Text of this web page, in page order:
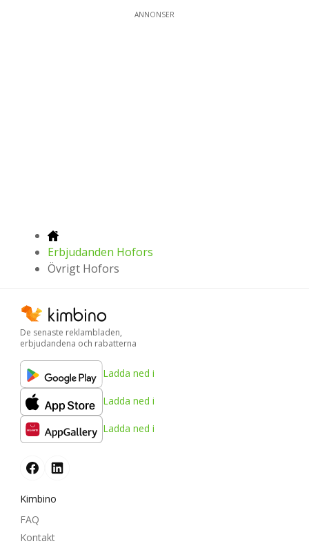
ANNONSER
Erbjudanden Hofors
Övrigt Hofors
De senaste reklambladen,
erbjudandena och rabatterna
Ladda ned i
Ladda ned i
Ladda ned i
Kimbino
FAQ
Kontakt